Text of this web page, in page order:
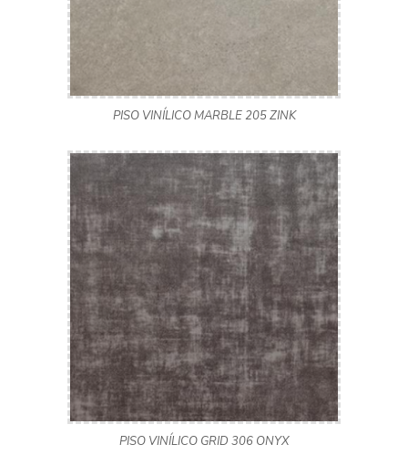
PISO VINÍLICO MARBLE 205 ZINK
PISO VINÍLICO GRID 306 ONYX